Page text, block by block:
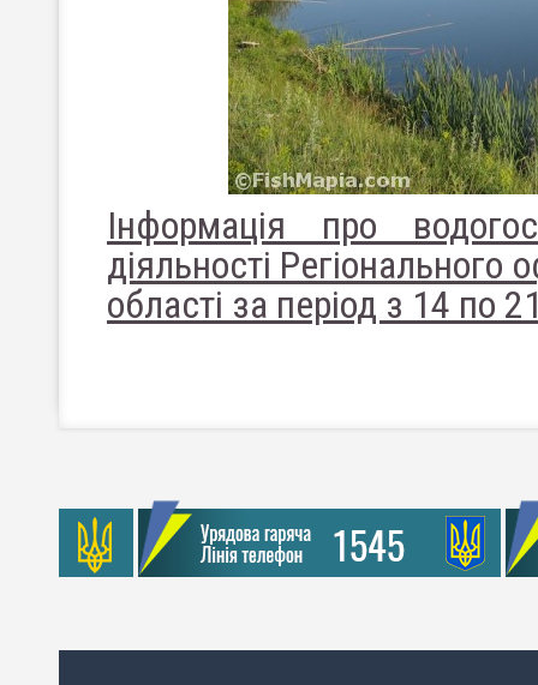
Інформація про
діяльності Регіонального
області за період з 14 по